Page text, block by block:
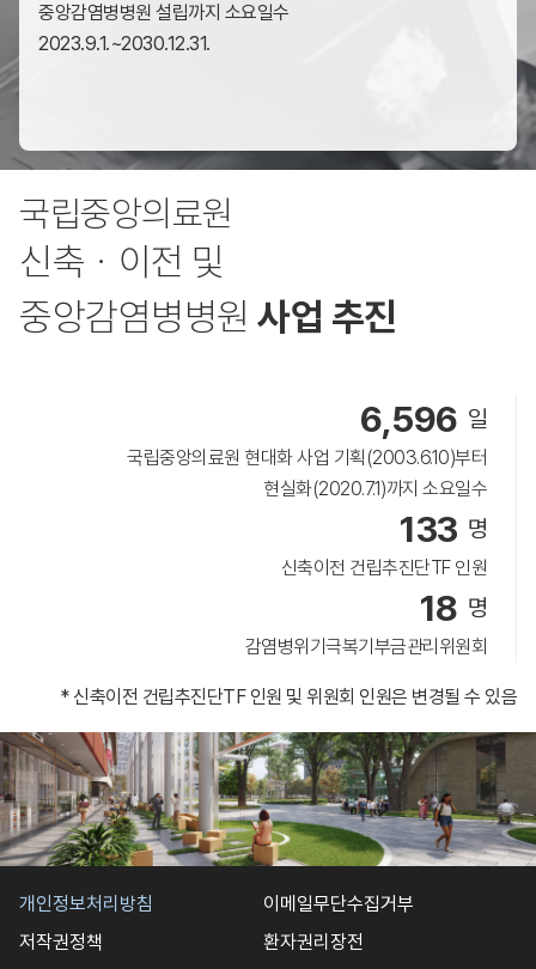
중앙감염병병원 설립까지 소요일수
2023.9.1.~2030.12.31.
국립중앙의료원
신축ㆍ이전 및
중앙감염병병원 사업 추진
6,596 일
국립중앙의료원 현대화 사업 기획(2003.6.10)부터
현실화(2020.7.1)까지 소요일수
133 명
신축이전 건립추진단TF 인원
18 명
감염병위기극복기부금관리위원회
* 신축이전 건립추진단TF 인원 및 위원회 인원은 변경될 수 있음
개인정보처리방침
이메일무단수집거부
저작권정책
환자권리장전